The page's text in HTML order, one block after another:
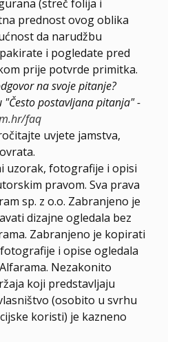
(streč folija i
prednost ovog oblika
da narudžbu
i pogledate pred
prije potvrde primitka.
na svoje pitanje?
"Često postavljana pitanja" -
faq
uvjete jamstva,
uzorak, fotografije i opisi
pravom. Sva prava
sp. z o.o. Zabranjeno je
dizajne ogledala bez
Zabranjeno je kopirati
i opise ogledala
Nezakonito
koji predstavljaju
(osobito u svrhu
koristi) je kazneno